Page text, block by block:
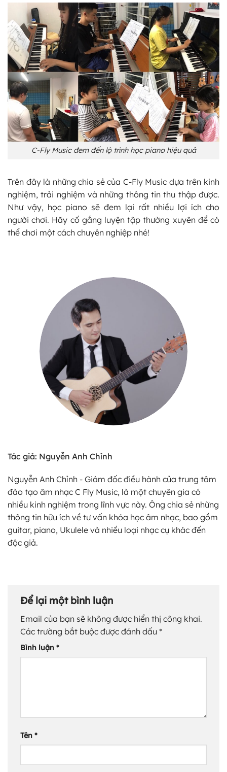
C-Fly Music đem đến lộ trình học piano hiệu quả
Trên đây là những chia sẻ của C-Fly Music dựa trên kinh
nghiệm, trải nghiệm và những thông tin thu thập được.
Như vậy, học piano sẽ đem lại rất nhiều lợi ích cho
người chơi. Hãy cố gắng luyện tập thường xuyên để có
thể chơi một cách chuyên nghiệp nhé!
Tác giả: Nguyễn Anh Chỉnh
Nguyễn Anh Chỉnh - Giám đốc điều hành của trung tâm
đào tạo âm nhạc C Fly Music, là một chuyên gia có
nhiều kinh nghiệm trong lĩnh vực này. Ông chia sẻ những
thông tin hữu ích về tư vấn khóa học âm nhạc, bao gồm
guitar, piano, Ukulele và nhiều loại nhạc cụ khác đến
độc giả.
Để lại một bình luận
Email của bạn sẽ không được hiển thị công khai.
Các trường bắt buộc được đánh dấu *
Bình luận *
Tên *